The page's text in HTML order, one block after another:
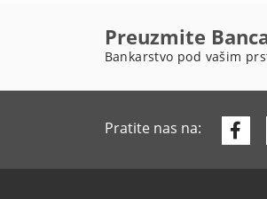
Preuzmite
Bankarstvo pod vašim
Pratite nas na: